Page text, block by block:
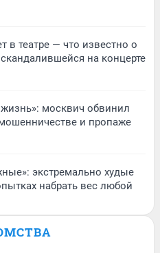
в театре — что известно о
на концерте
москвич обвинил
и пропаже
экстремально худые
набрать вес любой